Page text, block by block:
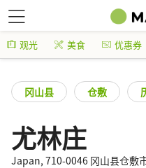
观光 美食 优惠券
冈山县 仓敷
尤林庄
Japan, 710-0046 冈山县仓敷